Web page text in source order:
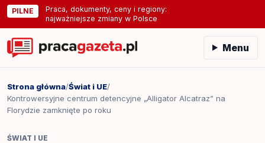
PILNE
Praca, dokumenty, ceny i regiony:
najważniejsze zmiany w Polsce
Menu
Strona główna/Świat i UE/
Kontrowersyjne centrum detencyjne „Alligator Alcatraz” na
Florydzie zamknięte po roku
ŚWIAT I UE